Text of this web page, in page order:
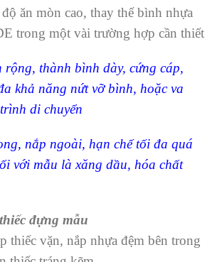
ăn mòn cao, thay thế bình nhựa
trong một vài trường hợp cần thiết
rộng, thành bình dày, cứng cáp,
khả năng nứt vỡ bình, hoặc va
di chuyển
nắp ngoài, hạn chế tối đa quá
với mẫu là xăng dầu, hóa chất
đựng mẫu
thiếc vặn, nắp nhựa đệm bên trong